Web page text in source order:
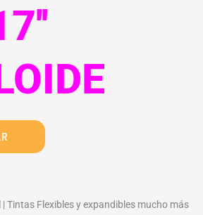
Tintas Flexibles y expandibles mucho más